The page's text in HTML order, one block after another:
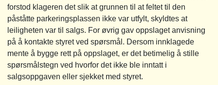
forstod klageren det slik at grunnen til at feltet til den
påståtte parkeringsplassen ikke var utfylt, skyldtes at
leiligheten var til salgs. For øvrig gav oppslaget anvisning
på å kontakte styret ved spørsmål. Dersom innklagede
mente å bygge rett på oppslaget, er det betimelig å stille
spørsmålstegn ved hvorfor det ikke ble inntatt i
salgsoppgaven eller sjekket med styret.